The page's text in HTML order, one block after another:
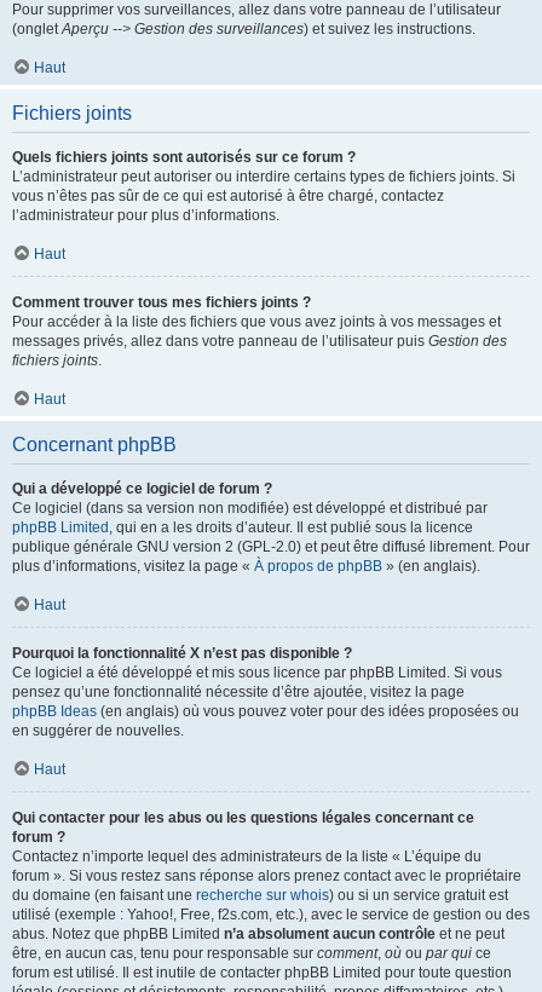
Pour supprimer vos surveillances, allez dans votre panneau de l’utilisateur
(ongletAperçu --> Gestion des surveillances) et suivez les instructions.
Haut
Fichiers joints
Quels fichiers joints sont autorisés sur ce forum ?
L’administrateur peut autoriser ou interdire certains types de fichiers joints. Si
vous n’êtes pas sûr de ce qui est autorisé à être chargé, contactez
l’administrateur pour plus d’informations.
Haut
Comment trouver tous mes fichiers joints ?
Pour accéder à la liste des fichiers que vous avez joints à vos messages et
messages privés, allez dans votre panneau de l’utilisateur puis Gestion des
fichiers joints.
Haut
Concernant phpBB
Qui a développé ce logiciel de forum ?
Ce logiciel (dans sa version non modifiée) est développé et distribué par
phpBB Limited , qui en a les droits d’auteur. Il est publié sous la licence
publique générale GNU version 2 (GPL-2.0) et peut être diffusé librement. Pour
plus d’informations, visitez la page « À propos de phpBB » (en anglais).
Haut
Pourquoi la fonctionnalité X n’est pas disponible ?
Ce logiciel a été développé et mis sous licence par phpBB Limited. Si vous
pensez qu’une fonctionnalité nécessite d’être ajoutée, visitez la page
phpBB Ideas (en anglais) où vous pouvez voter pour des idées proposées ou
en suggérer de nouvelles.
Haut
Qui contacter pour les abus ou les questions légales concernant ce
forum ?
Contactez n’importe lequel des administrateurs de la liste « L’équipe du
forum ». Si vous restez sans réponse alors prenez contact avec le propriétaire
du domaine (en faisant une recherche sur whois) ou si un service gratuit est
utilisé (exemple : Yahoo!, Free, f2s.com, etc.), avec le service de gestion ou des
abus. Notez que phpBB Limited n’a absolument aucun contrôle et ne peut
être, en aucun cas, tenu pour responsable sur comment, où ou par qui ce
forum est utilisé. Il est inutile de contacter phpBB Limited pour toute question